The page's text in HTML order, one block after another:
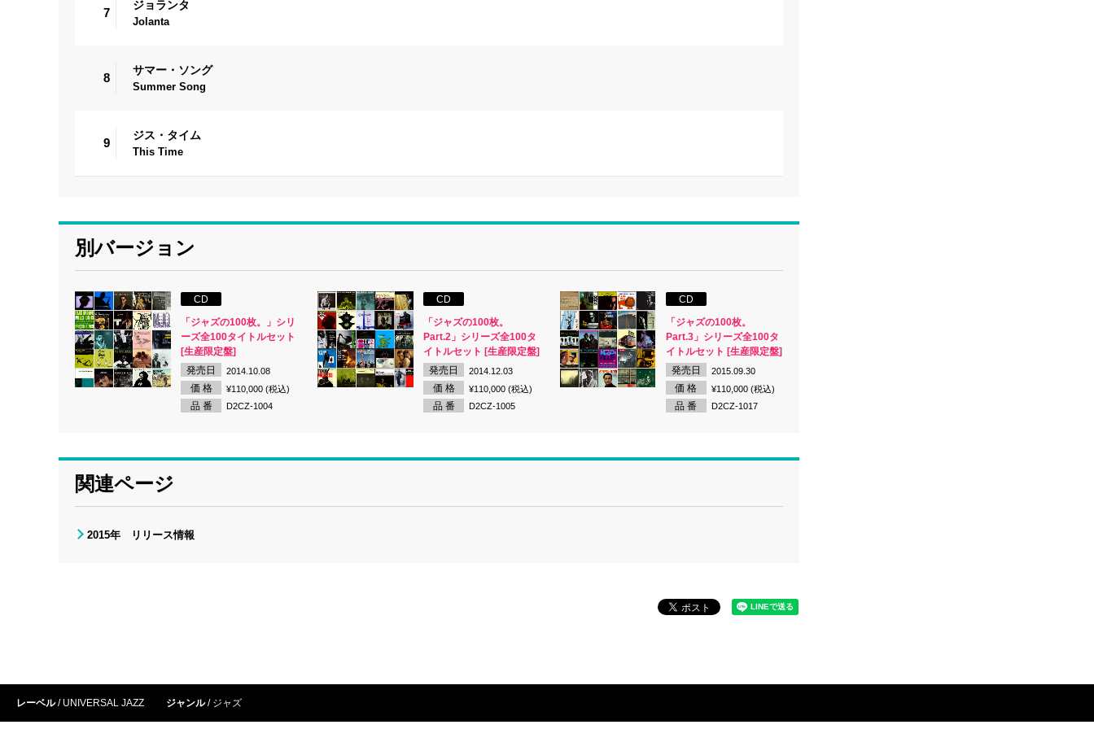
7
ジョランタ
Jolanta
8
サマー・ソング
Summer Song
9
ジス・タイム
This Time
別バージョン
CD
「ジャズの100枚。」シリ
ーズ全100タイトルセット
[生産限定盤]
発売日
2014.10.08
価 格 ¥110,000 (税込)
品 番 D2CZ-1004
CD
「ジャズの100枚。
Part.2」シリーズ全100タ
イトルセット [生産限定盤]
発売日
2014.12.03
価 格 ¥110,000 (税込)
品 番 D2CZ-1005
CD
「ジャズの100枚。
Part.3」シリーズ全100タ
イトルセット [生産限定盤]
発売日
2015.09.30
価 格 ¥110,000 (税込)
品 番 D2CZ-1017
関連ページ
2015年 リリース情報
レーベル UNIVERSAL JAZZ ジャンル ジャズ